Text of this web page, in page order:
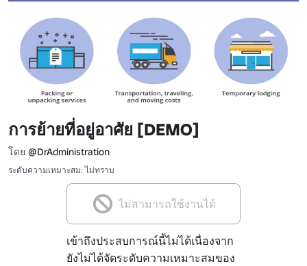
การย้ายที่อยู่อาศัย [DEMO]
โดย @DrAdministration
ระดับความเหมาะสม: ไม่ทราบ
ไม่สามารถใช้งานได้
เข้าถึงประสบการณ์นี้ไม่ได้เนื่องจาก
ยังไม่ได้จัดระดับความเหมาะสมของ